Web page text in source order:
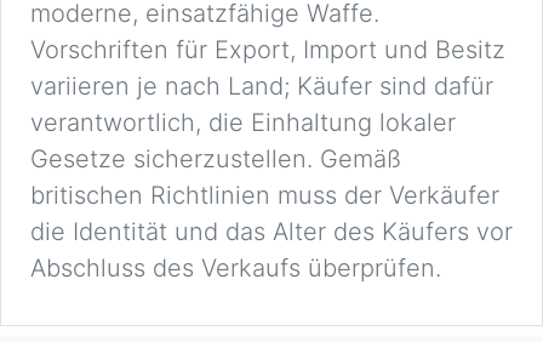
moderne, einsatzfähige Waffe.
Vorschriften für Export, Import und Besitz
variieren je nach Land; Käufer sind dafür
verantwortlich, die Einhaltung lokaler
Gesetze sicherzustellen. Gemäß
britischen Richtlinien muss der Verkäufer
die Identität und das Alter des Käufers vor
Abschluss des Verkaufs überprüfen.